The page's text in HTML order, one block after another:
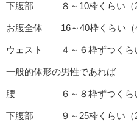
下腹部 ８～10枠くらい（24
お腹全体 16～40枠くらい（
ウェスト ４～６枠ずつくら
一般的体形の男性であれば
腰 ６～８枠ずつくらい（
下腹部 ９～25枠くらい（27